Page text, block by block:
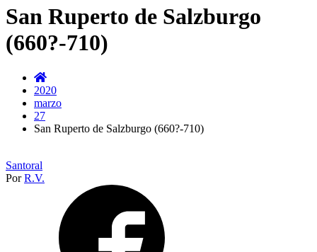
contenido
San Ruperto de Salzburgo
(660?-710)
2020
marzo
27
San Ruperto de Salzburgo (660?-710)
Santoral
PorR.V.